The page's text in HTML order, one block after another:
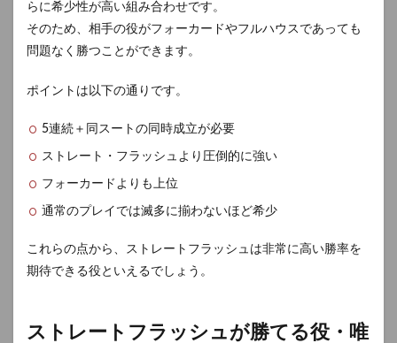
らに希少性が高い組み合わせです。
そのため、相手の役がフォーカードやフルハウスであっても
問題なく勝つことができます。
ポイントは以下の通りです。
5連続＋同スートの同時成立が必要
ストレート・フラッシュより圧倒的に強い
フォーカードよりも上位
通常のプレイでは滅多に揃わないほど希少
これらの点から、ストレートフラッシュは非常に高い勝率を
期待できる役といえるでしょう。
ストレートフラッシュが勝てる役・唯